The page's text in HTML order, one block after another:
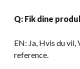
Q: Fik dine
EN: Ja, Hvis du
reference.